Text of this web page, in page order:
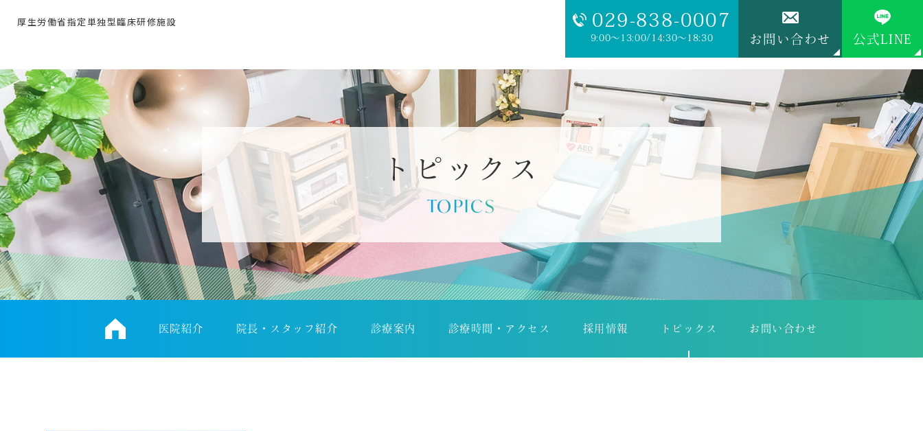
厚生労働省指定単独型臨床研修施設 029-838-0007
9:00～13:00/14:30～18:30 お問い合わせ 公式LINE
トピックス
TOPICS
医院紹介 院長・スタッフ紹介 診療案内 診療時間・アクセス 採用情報 トピックス お問い合わせ